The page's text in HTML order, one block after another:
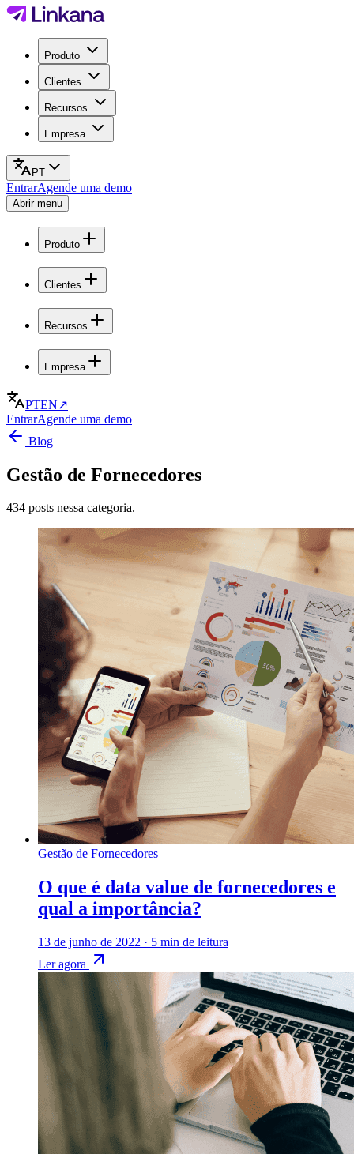
Produto
Clientes
Recursos
Empresa
PT
EntrarAgende uma demo
Abrir menu
Produto
Clientes
Recursos
Empresa
PTEN↗
EntrarAgende uma demo
Blog
Gestão de Fornecedores
434 posts nessa categoria.
Gestão de Fornecedores
O que é data value de fornecedores e
qual a importância?
13 de junho de 2022 · 5 min de leitura
Ler agora